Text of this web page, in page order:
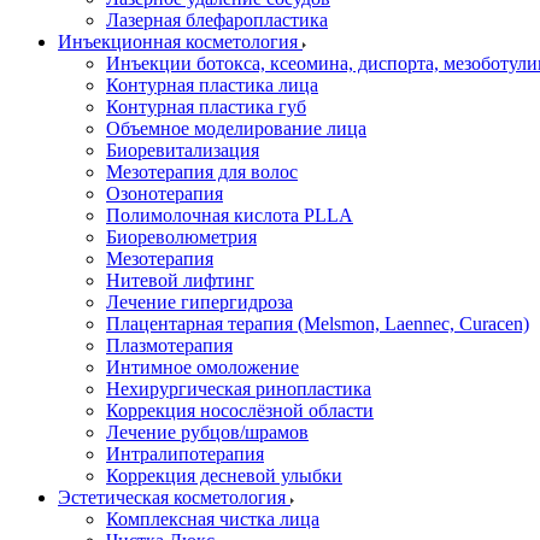
Лазерная блефаропластика
Инъекционная косметология
Инъекции ботокса, ксеомина, диспорта,
Контурная пластика лица
Контурная пластика губ
Объемное моделирование лица
Биоревитализация
Мезотерапия для волос
Озонотерапия
Полимолочная кислота PLLA
Биореволюметрия
Мезотерапия
Нитевой лифтинг
Лечение гипергидроза
Плацентарная терапия (Melsmon, Laennec, Curacen)
Плазмотерапия
Интимное омоложение
Нехирургическая ринопластика
Коррекция носослёзной области
Лечение рубцов/шрамов
Интралипотерапия
Коррекция десневой улыбки
Эстетическая косметология
Комплексная чистка лица